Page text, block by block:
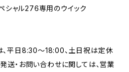
シャル276専用のウイック
、平日8:30～18:00、土日祝は定休
送・お問い合わせに関しては、営業